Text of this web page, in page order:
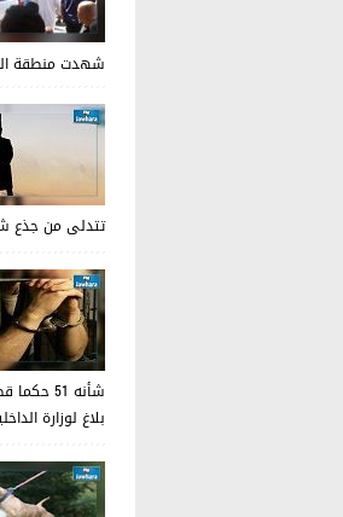
شهدت منطقة
تتدلى من جذع
بلاغ لوزارة